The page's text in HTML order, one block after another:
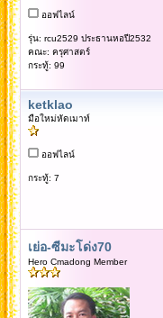
ออฟไลน์
รุ่น: rcu2529 ประธานหอปี2532
คณะ: ครุศาสตร์
กระทู้: 99
ketklao
มือใหม่หัดเมาท์
ออฟไลน์
กระทู้: 7
เย่อ-ซีมะโด่ง70
Hero Cmadong Member